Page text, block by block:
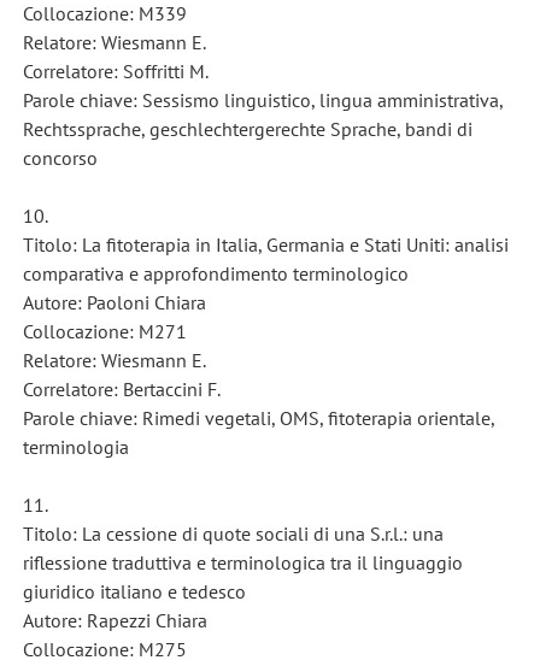
Collocazione: M339
Relatore: Wiesmann E.
Correlatore: Soffritti M.
Parole chiave: Sessismo linguistico, lingua amministrativa,
Rechtssprache, geschlechtergerechte Sprache, bandi di
concorso
10.
Titolo: La fitoterapia in Italia, Germania e Stati Uniti: analisi
comparativa e approfondimento terminologico
Autore: Paoloni Chiara
Collocazione: M271
Relatore: Wiesmann E.
Correlatore: Bertaccini F.
Parole chiave: Rimedi vegetali, OMS, fitoterapia orientale,
terminologia
11.
Titolo: La cessione di quote sociali di una S.r.l.: una
riflessione traduttiva e terminologica tra il linguaggio
giuridico italiano e tedesco
Autore: Rapezzi Chiara
Collocazione: M275